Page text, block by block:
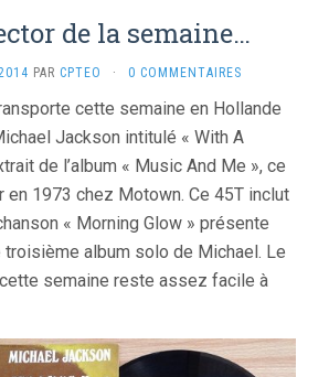
de la semaine…
PAR CPTEO · 0 COMMENTAIRES
cette semaine en Hollande
Jackson intitulé « With A
de l’album « Music And Me », ce
en 1973 chez Motown. Ce 45T inclut
« Morning Glow » présente
album solo de Michael. Le
semaine reste assez facile à